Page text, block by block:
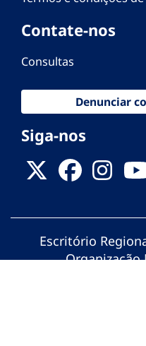
Contate-nos
Consultas
Denunciar
Siga-nos
Escritório
Organização